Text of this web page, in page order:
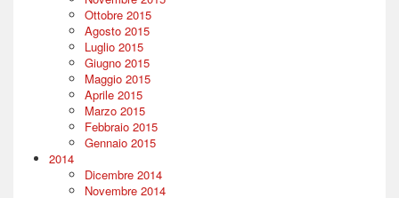
Ottobre 2015
Agosto 2015
Luglio 2015
Giugno 2015
Maggio 2015
Aprile 2015
Marzo 2015
Febbraio 2015
Gennaio 2015
2014
Dicembre 2014
Novembre 2014